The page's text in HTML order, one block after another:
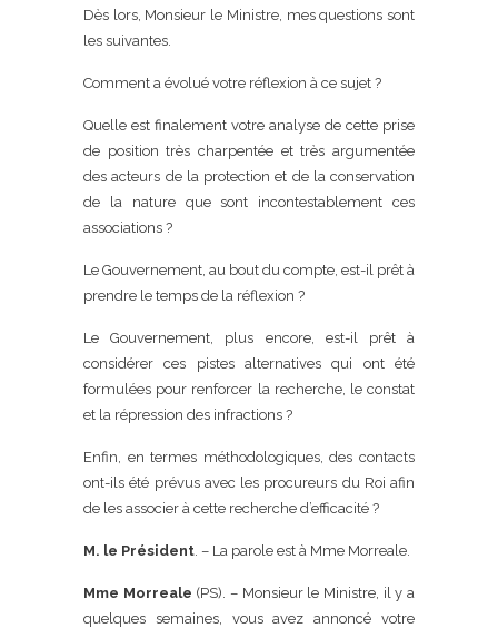
Dès lors, Monsieur le Ministre, mes questions sont
les suivantes.
Comment a évolué votre réflexion à ce sujet ?
Quelle est finalement votre analyse de cette prise
de position très charpentée et très argumentée
des acteurs de la protection et de la conservation
de la nature que sont incontestablement ces
associations ?
Le Gouvernement, au bout du compte, est-il prêt à
prendre le temps de la réflexion ?
Le Gouvernement, plus encore, est-il prêt à
considérer ces pistes alternatives qui ont été
formulées pour renforcer la recherche, le constat
et la répression des infractions ?
Enfin, en termes méthodologiques, des contacts
ont-ils été prévus avec les procureurs du Roi afin
de les associer à cette recherche d’efficacité ?
M. le Président. – La parole est à Mme Morreale.
Mme Morreale (PS). – Monsieur le Ministre, il y a
quelques semaines, vous avez annoncé votre